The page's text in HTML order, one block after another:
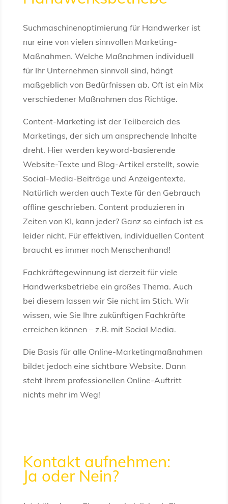
Suchmaschinenoptimierung für Handwerker ist
nur eine von vielen sinnvollen Marketing-
Maßnahmen. Welche Maßnahmen individuell
für Ihr Unternehmen sinnvoll sind, hängt
maßgeblich von Bedürfnissen ab. Oft ist ein Mix
verschiedener Maßnahmen das Richtige.
Content-Marketing ist der Teilbereich des
Marketings, der sich um ansprechende Inhalte
dreht. Hier werden keyword-basierende
Website-Texte und Blog-Artikel erstellt, sowie
Social-Media-Beiträge und Anzeigentexte.
Natürlich werden auch Texte für den Gebrauch
offline geschrieben. Content produzieren in
Zeiten von KI, kann jeder? Ganz so einfach ist es
leider nicht. Für effektiven, individuellen Content
braucht es immer noch Menschenhand!
Fachkräftegewinnung ist derzeit für viele
Handwerksbetriebe ein großes Thema. Auch
bei diesem lassen wir Sie nicht im Stich. Wir
wissen, wie Sie Ihre zukünftigen Fachkräfte
erreichen können – z.B. mit Social Media.
Die Basis für alle Online-Marketingmaßnahmen
bildet jedoch eine sichtbare Website. Dann
steht Ihrem professionellen Online-Auftritt
nichts mehr im Weg!
Kontakt aufnehmen:
Ja oder Nein?